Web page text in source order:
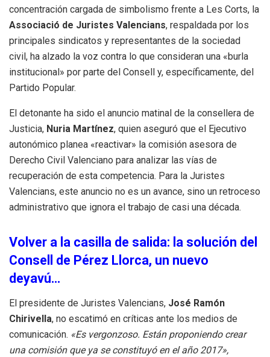
concentración cargada de simbolismo frente a Les Corts, la
Associació de Juristes Valencians, respaldada por los
principales sindicatos y representantes de la sociedad
civil, ha alzado la voz contra lo que consideran una «burla
institucional» por parte del Consell y, específicamente, del
Partido Popular.
El detonante ha sido el anuncio matinal de la consellera de
Justicia, Nuria Martínez, quien aseguró que el Ejecutivo
autonómico planea «reactivar» la comisión asesora de
Derecho Civil Valenciano para analizar las vías de
recuperación de esta competencia. Para la Juristes
Valencians, este anuncio no es un avance, sino un retroceso
administrativo que ignora el trabajo de casi una década.
Volver a la casilla de salida: la solución del
Consell de Pérez Llorca, un nuevo
deyavú…
El presidente de Juristes Valencians, José Ramón
Chirivella, no escatimó en críticas ante los medios de
comunicación. «Es vergonzoso. Están proponiendo crear
una comisión que ya se constituyó en el año 2017»,